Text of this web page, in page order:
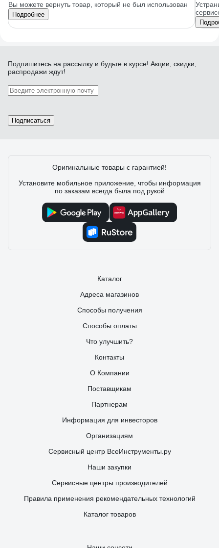
Вы можете вернуть товар, который не был использован
Подробнее
Подпишитесь на рассылку и будьте в курсе! Акции, скидки,
распродажи ждут!
Подписаться
Оригинальные товары с гарантией!
Установите мобильное приложение, чтобы информация
по заказам всегда была под рукой
Каталог
Адреса магазинов
Способы получения
Способы оплаты
Что улучшить?
Контакты
О Компании
Поставщикам
Партнерам
Информация для инвесторов
Организациям
Сервисный центр ВсеИнструменты.ру
Наши закупки
Сервисные центры производителей
Правила применения рекомендательных технологий
Каталог товаров